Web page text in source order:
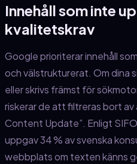
Innehåll som inte
kvalitetskrav
Google prioriterar innehåll
och välstrukturerat. Om dina
eller skrivs främst för
riskerar de att filtreras bort
Content Update”. Enligt
uppgav 34 % av svenska
webbplats om texten känns